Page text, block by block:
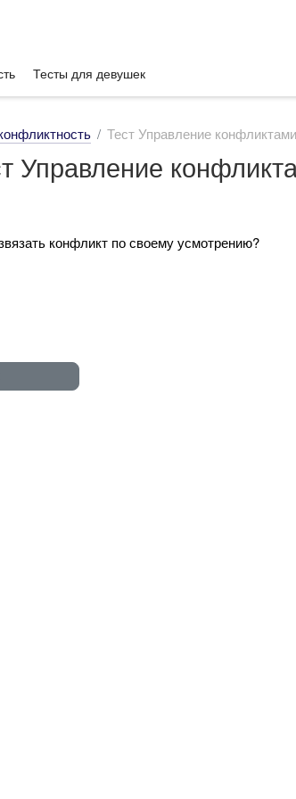
Тесты для девушек
Тест Управление конфликтами
Управление
конфликт по своему усмотрению?